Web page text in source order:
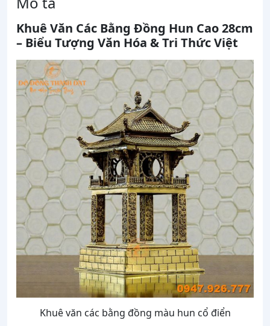
Khuê Văn Các Bằng Đồng Hun Cao 28cm
– Biểu Tượng Văn Hóa & Tri Thức Việt
Khuê văn các bằng đồng màu hun cổ điển